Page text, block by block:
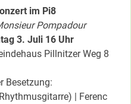
im Pi8
Pompadour
3. Juli 16 Uhr
Pillnitzer Weg 8
Besetzung:
| Ferenc